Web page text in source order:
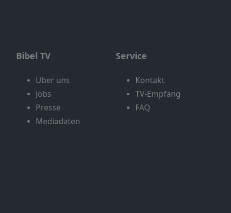
Bibel TV
Über uns
Jobs
Presse
Mediadaten
Service
Kontakt
TV-Empfang
FAQ